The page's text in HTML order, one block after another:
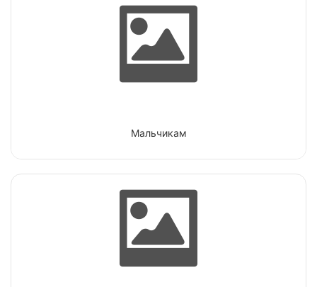
Мальчикам